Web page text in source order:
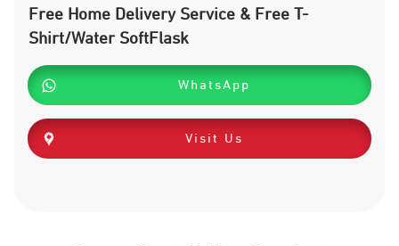
Free Home Delivery Service & Free T-
Shirt/Water SoftFlask
WhatsApp
Visit Us